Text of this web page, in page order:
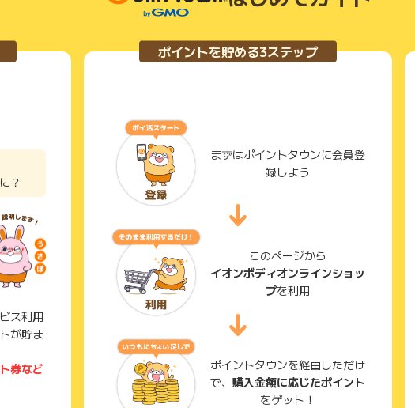
？
ス利用
が貯ま
券など
ポイントを貯める3ステップ
まずはポイントタウンに会員登
録しよう
このページから
イオンボディオンラインショッ
プを利用
ポイントタウンを経由しただけ
で、 購入金額に応じたポイント
をゲット！